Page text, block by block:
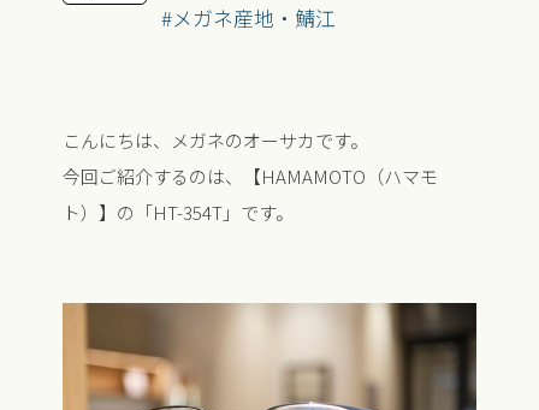
#メガネ産地・鯖江
こんにちは、メガネのオーサカです。
今回ご紹介するのは、【HAMAMOTO（ハマモ
ト）】の「HT-354T」です。